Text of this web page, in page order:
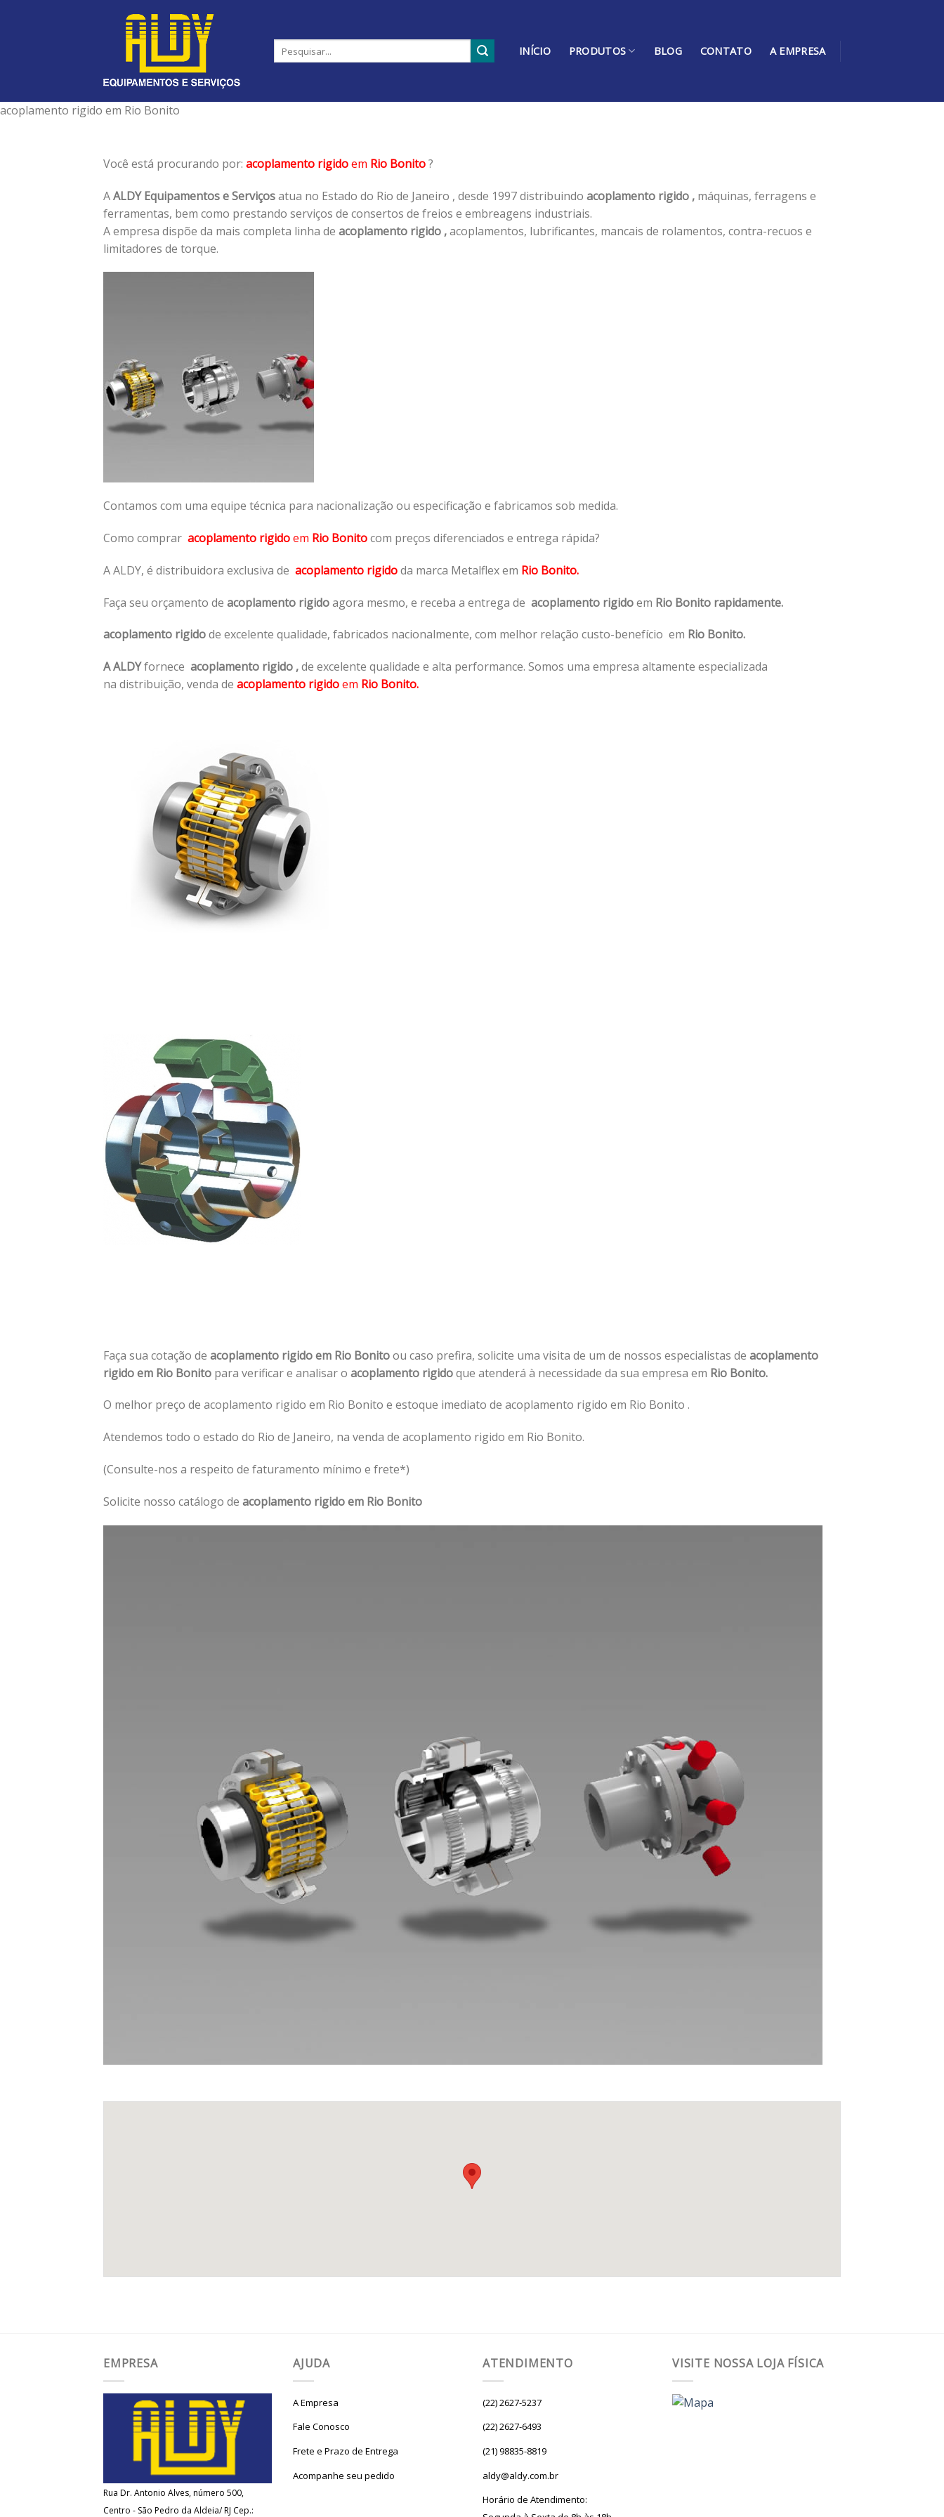
INÍCIO PRODUTOS BLOG CONTATO A EMPRESA
acoplamento rigido em Rio Bonito
Você está procurando por: acoplamento rigidoem Rio Bonito?
AALDY Equipamentos e Serviçosatua no Estado do Rio de Janeiro , desde 1997 distribuindo acoplamento rigido , máquinas, ferragens e
ferramentas, bem como prestando serviços de consertos de freios e embreagens industriais.
A empresa dispõe da mais completa linha de acoplamento rigido ,acoplamentos, lubrificantes, mancais de rolamentos, contra-recuos e
limitadores de torque.
Contamos com uma equipe técnica para nacionalização ou especificação e fabricamos sob medida.
Como comprar acoplamento rigidoem Rio Bonitocom preços diferenciados e entrega rápida?
A ALDY, é distribuidora exclusiva de acoplamento rigidoda marca Metalflex em Rio Bonito.
Faça seu orçamento de acoplamento rigidoagora mesmo, e receba a entrega de acoplamento rigidoem Rio Bonito rapidamente.
acoplamento rigidode excelente qualidade, fabricados nacionalmente, com melhor relação custo-benefício em Rio Bonito.
A ALDYfornece acoplamento rigido ,de excelente qualidade e alta performance. Somos uma empresa altamente especializada
na distribuição, venda de acoplamento rigidoem Rio Bonito.
Faça sua cotação de acoplamento rigido em Rio Bonitoou caso prefira, solicite uma visita de um de nossos especialistas de acoplamento
rigido em Rio Bonito para verificar e analisar o acoplamento rigidoque atenderá à necessidade da sua empresa em Rio Bonito.
O melhor preço de acoplamento rigido em Rio Bonito e estoque imediato de acoplamento rigido em Rio Bonito .
Atendemos todo o estado do Rio de Janeiro, na venda de acoplamento rigido em Rio Bonito.
(Consulte-nos a respeito de faturamento mínimo e frete*)
Solicite nosso catálogo de acoplamento rigido em Rio Bonito
EMPRESA
Rua Dr. Antonio Alves, número 500,
Centro - São Pedro da Aldeia/ RJ Cep.:
AJUDA
A Empresa
Fale Conosco
Frete e Prazo de Entrega
Acompanhe seu pedido
ATENDIMENTO
(22) 2627-5237
(22) 2627-6493
(21) 98835-8819
aldy@aldy.com.br
Horário de Atendimento:
VISITE NOSSA LOJA FÍSICA